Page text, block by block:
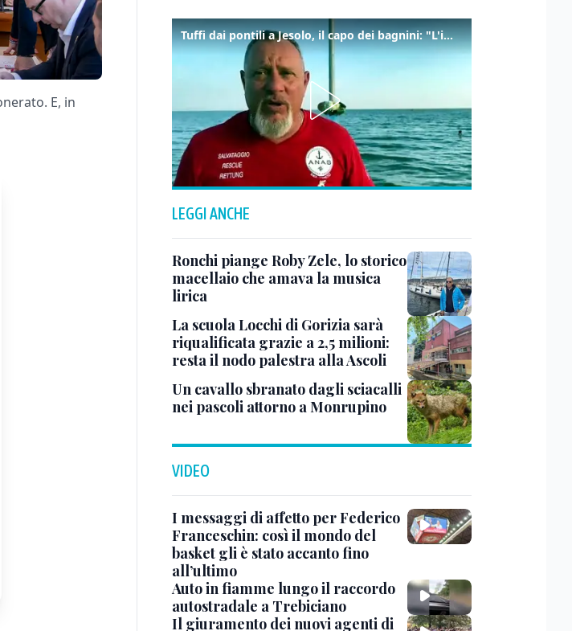
E, in
Tuffi dai pontili a Jesolo, il capo dei bagnini: "L'impegno di tutti per evitare altre tragedie"
LEGGI ANCHE
Ronchi piange Roby Zele, lo storico
macellaio che amava la musica
lirica
La scuola Locchi di Gorizia sarà
riqualificata grazie a 2,5 milioni:
resta il nodo palestra alla Ascoli
Un cavallo sbranato dagli sciacalli
nei pascoli attorno a Monrupino
VIDEO
I messaggi di affetto per Federico
Franceschin: così il mondo del
basket gli è stato accanto fino
all’ultimo
Auto in fiamme lungo il raccordo
autostradale a Trebiciano
Il giuramento dei nuovi agenti di